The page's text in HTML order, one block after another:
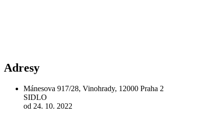
Adresy
Mánesova 917/28, Vinohrady, 12000 Praha 2
SIDLO
od 24. 10. 2022